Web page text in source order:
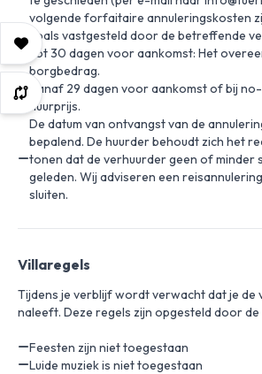
volgende forfaitaire annuleringskosten
zoals vastgesteld door de betreffende
Tot 30 dagen voor aankomst: Het
borgbedrag.
Vanaf 29 dagen voor aankomst of bij
huurprijs.
De datum van ontvangst van de
bepalend. De huurder behoudt zich het
tonen dat de verhuurder geen of minder
geleden. Wij adviseren een
sluiten.
Villaregels
Tijdens je verblijf wordt verwacht dat je de
naleeft. Deze regels zijn opgesteld door
Feesten zijn niet toegestaan
Luide muziek is niet toegestaan